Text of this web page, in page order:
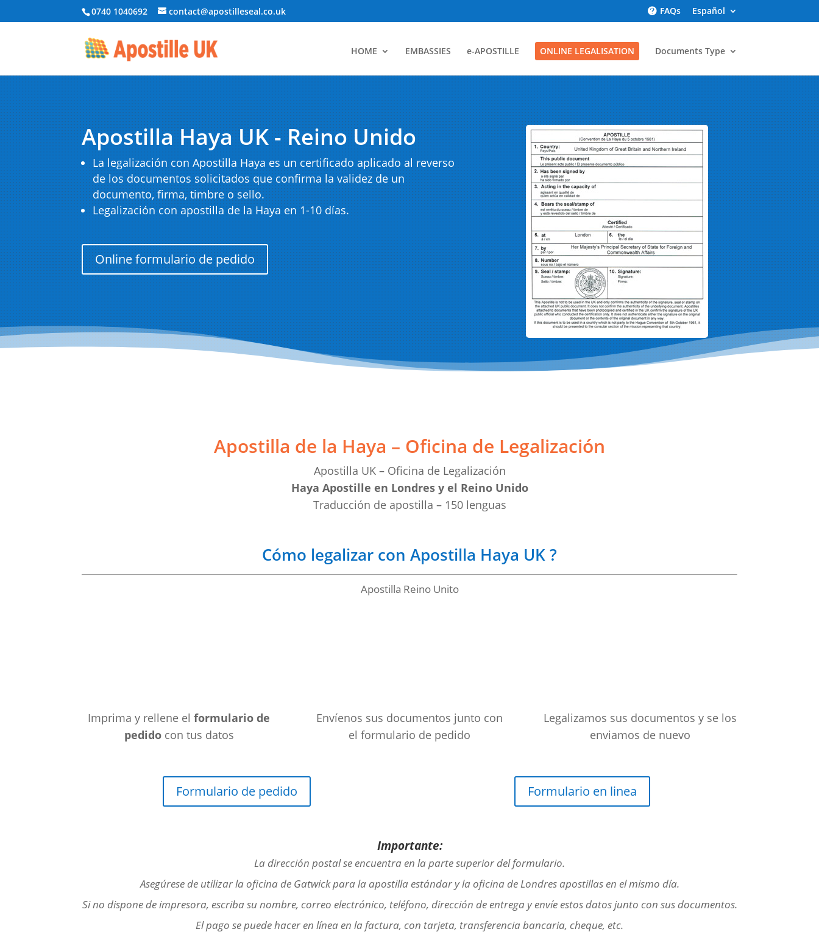
0740 1040692 contact@apostilleseal.co.uk FAQs Español
HOME EMBASSIES e-APOSTILLE ONLINE LEGALISATION Documents Type
Apostilla Haya UK - Reino Unido
La legalización con Apostilla Haya es un certificado aplicado al reverso
de los documentos solicitados que confirma la validez de un
documento, firma, timbre o sello.
Legalización con apostilla de la Haya en 1-10 días.
Online formulario de pedido
Apostilla de la Haya – Oficina de Legalización
Apostilla UK – Oficina de Legalización
Haya Apostille en Londres y el Reino Unido
Traducción de apostilla – 150 lenguas
Cómo legalizar con Apostilla Haya UK ?
Apostilla Reino Unito
Imprima y rellene elformulario de
pedido con tus datos
Envíenos sus documentos junto con
el formulario de pedido
Legalizamos sus documentos y se los
enviamos de nuevo
Formulario de pedido Formulario en linea
Importante:
La dirección postal se encuentra en la parte superior del formulario.
Asegúrese de utilizar la oficina de Gatwick para la apostilla estándar y la oficina de Londres apostillas en el mismo día.
Si no dispone de impresora, escriba su nombre, correo electrónico, teléfono, dirección de entrega y envíe estos datos junto con sus documentos.
El pago se puede hacer en línea en la factura, con tarjeta, transferencia bancaria, cheque, etc.